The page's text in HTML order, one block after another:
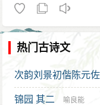
贤能授官，却用来
么能够示于后人？”
然。杨士奇再次上
思善门后，召见杨
闻吕震、李庆等人
热门古诗文
次韵刘景初偕陈元
锦园 其二 喻良能